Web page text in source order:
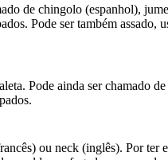
de chingolo (espanhol),
Pode ser também assado,
Pode ainda ser chamado
ou neck (inglês). Por ter